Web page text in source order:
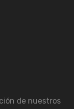
de nuestros